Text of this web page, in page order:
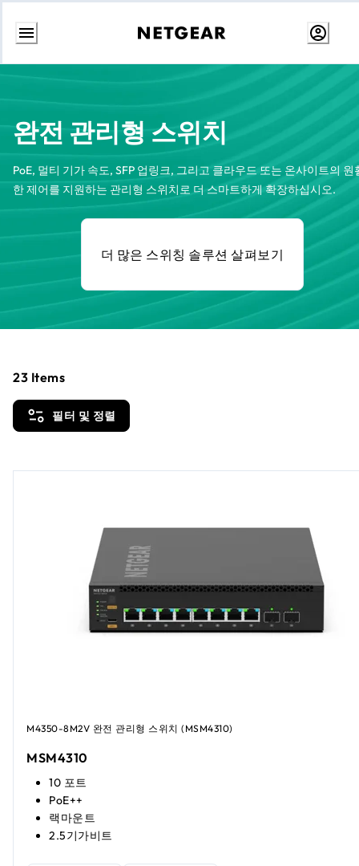
콘
완전 관리형 스위치
PoE, 멀티 기가 속도, SFP 업링크, 그리고 클라우드 또는 온사이트의 원
한 제어를 지원하는 관리형 스위치로 더 스마트하게 확장하십시오.
더 많은 스위칭 솔루션 살펴보기
필터 및 정렬
23 Items
M4350-8M2V 완전 관리형 스위치 (MSM4310)
MSM4310
10 포트
PoE++
랙마운트
2.5기가비트